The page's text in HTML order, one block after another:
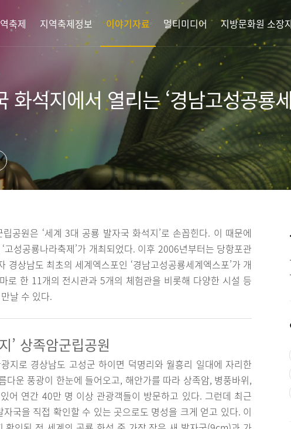
축제 지역축제정보 이야기자료 멀티미디어 지방문화원 소장
화석지에서 열리는 ‘경남고성공룡
공원은 ‘세계 3대 공룡 발자국 화석지’로 손꼽힌다. 이 때문에
성공룡나라축제’가 개최되었다. 이후 2006년부터는 당항포관
경상남도 최초의 세계엑스포인 ‘경남고성공룡세계엑스포’가 개
로 한 11개의 전시관과 5개의 체험관을 비롯해 다양한 시설 등
날 수 있다.
’ 상족암군립공원
지로 경상남도 고성군 하이면 덕명리와 월흥리 일대에 자리한
다운 풍광이 한눈에 들어오고, 해안가를 따라 상족암, 병풍바위,
어 연간 40만 명 이상 관광객들이 방문하고 있다. 그런데 최근
국을 직접 확인할 수 있는 곳으로도 명성을 크게 얻고 있다. 이